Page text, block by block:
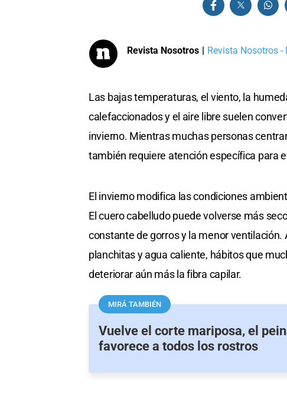
Revista Nosotros | Revista Nosotros
Las bajas temperaturas, el viento, la
calefaccionados y el aire libre suelen
invierno. Mientras muchas personas
también requiere atención específica para
El invierno modifica las condiciones
El cuero cabelludo puede volverse más
constante de gorros y la menor
planchitas y agua caliente, hábitos que
deteriorar aún más la fibra capilar.
MIRÁ TAMBIÉN
Vuelve el corte mariposa, el
favorece a todos los rostros